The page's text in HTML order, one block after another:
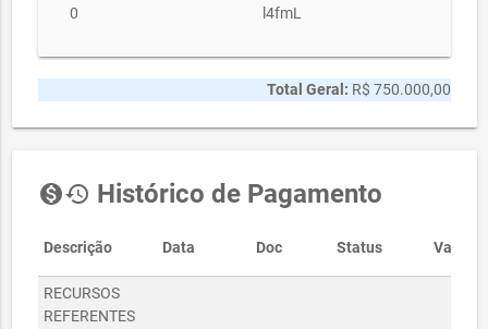
0
l4fmL
Total Geral: R$ 750.000,00
monetization_onhistory Histórico de Pagamento
Descrição Data Doc Status Valor
RECURSOS
REFERENTES